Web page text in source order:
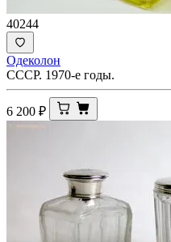
40244
Одеколон
СССР. 1970-е годы.
6 200 ₽